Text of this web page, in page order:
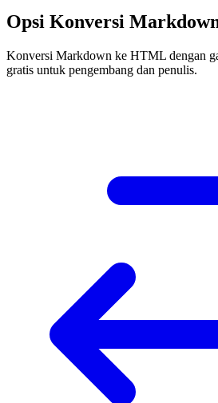
Opsi Konversi
Konversi Markdown ke HTML dengan
gratis untuk pengembang dan penulis.